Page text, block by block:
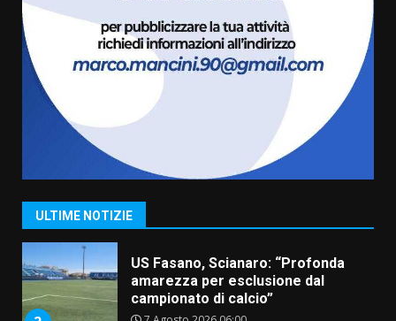
ULTIME NOTIZIE
La magia del Minareto e la prima
assoluta de “L’Albergo
Belvedere. Il rapimento”
6 Agosto 2026 06:15
1
“I Contestatori: Musica di
Rivoluzione”: nuovo
appuntamento con “Fasano in
US Fasano, Scianaro: “Profonda
amarezza per esclusione dal
campionato di calcio”